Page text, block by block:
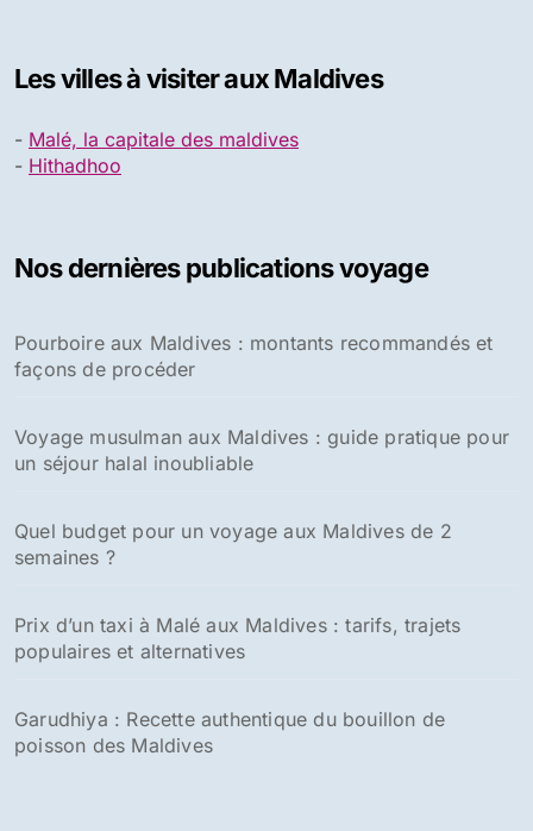
Les villes à visiter aux Maldives
- Malé, la capitale des maldives
- Hithadhoo
Nos dernières publications voyage
Pourboire aux Maldives : montants recommandés et
façons de procéder
Voyage musulman aux Maldives : guide pratique pour
un séjour halal inoubliable
Quel budget pour un voyage aux Maldives de 2
semaines ?
Prix d’un taxi à Malé aux Maldives : tarifs, trajets
populaires et alternatives
Garudhiya : Recette authentique du bouillon de
poisson des Maldives